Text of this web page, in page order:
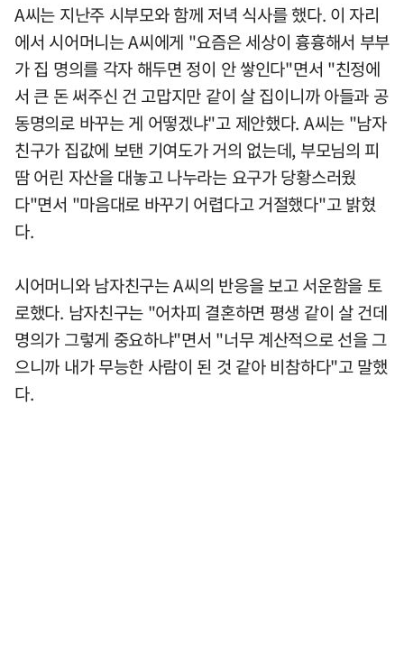
A씨는 지난주 시부모와 함께 저녁 식사를 했다. 이 자리
에서 시어머니는 A씨에게 "요즘은 세상이 흉흉해서 부부
가 집 명의를 각자 해두면 정이 안 쌓인다"면서 "친정에
서 큰 돈 써주신 건 고맙지만 같이 살 집이니까 아들과 공
동명의로 바꾸는 게 어떻겠냐"고 제안했다. A씨는 "남자
친구가 집값에 보탠 기여도가 거의 없는데, 부모님의 피
땀 어린 자산을 대놓고 나누라는 요구가 당황스러웠
다"면서 "마음대로 바꾸기 어렵다고 거절했다"고 밝혔
다.
시어머니와 남자친구는 A씨의 반응을 보고 서운함을 토
로했다. 남자친구는 "어차피 결혼하면 평생 같이 살 건데
명의가 그렇게 중요하냐"면서 "너무 계산적으로 선을 그
으니까 내가 무능한 사람이 된 것 같아 비참하다"고 말했
다.